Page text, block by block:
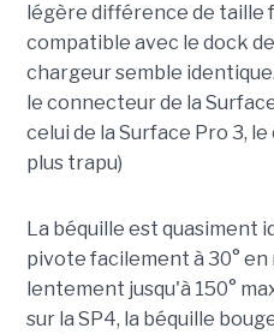
légère différence de taille
compatible avec le dock
chargeur semble
le connecteur de la
celui de la Surface Pro 3,
plus trapu)
La béquille est quasiment
pivote facilement à 30° en
lentement jusqu'à 150°
sur la SP4, la béquille